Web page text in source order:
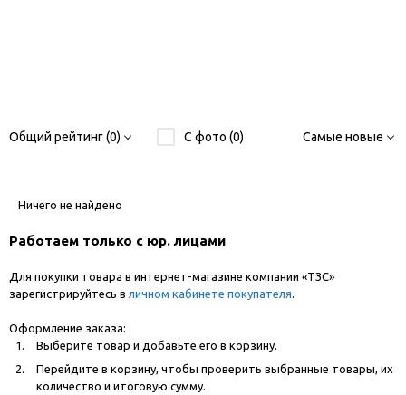
Общий рейтинг (0) С фото (0) Самые новые
Ничего не найдено
Работаем только с юр. лицами
Для покупки товара в интернет-магазине компании «ТЗС»
зарегистрируйтесь в личном кабинете покупателя.
Оформление заказа:
Выберите товар и добавьте его в корзину.
Перейдите в корзину, чтобы проверить выбранные товары, их
количество и итоговую сумму.